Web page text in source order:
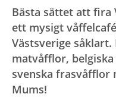
Bästa sättet att fira
ett mysigt
Västsverige
matvåfflor,
svenska frasvåfflor
Mums!